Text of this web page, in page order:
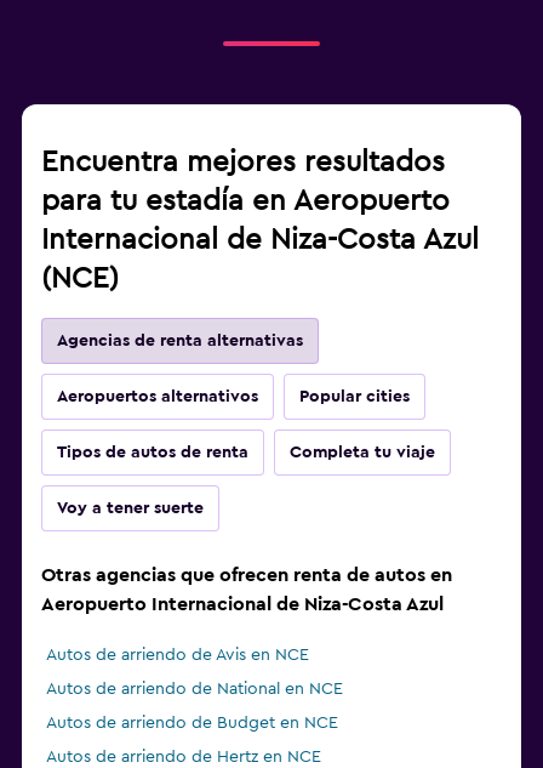
Encuentra mejores resultados
para tu estadía en Aeropuerto
Internacional de Niza-Costa Azul
(NCE)
Agencias de renta alternativas
Aeropuertos alternativos Popular cities
Tipos de autos de renta Completa tu viaje
Voy a tener suerte
Otras agencias que ofrecen renta de autos en
Aeropuerto Internacional de Niza-Costa Azul
Autos de arriendo de Avis en NCE
Autos de arriendo de National en NCE
Autos de arriendo de Budget en NCE
Autos de arriendo de Hertz en NCE